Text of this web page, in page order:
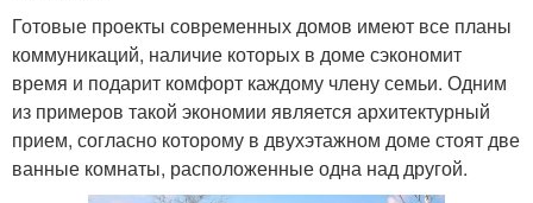
Готовые проекты современных домов имеют все планы
коммуникаций, наличие которых в доме сэкономит
время и подарит комфорт каждому члену семьи. Одним
из примеров такой экономии является архитектурный
прием, согласно которому в двухэтажном доме стоят две
ванные комнаты, расположенные одна над другой.